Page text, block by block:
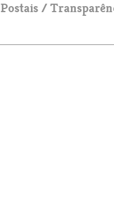
Postais